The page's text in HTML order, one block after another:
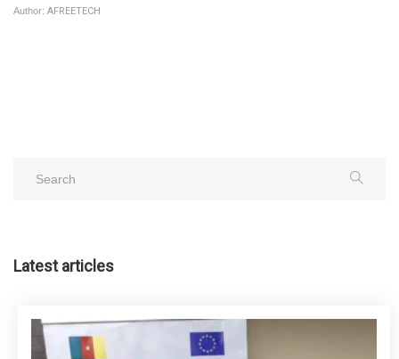
Author: AFREETECH
Latest articles